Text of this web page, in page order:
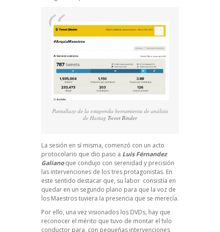
Pantallazo de la estupenda herramienta de análisis
de Hastag Tweet Binder
La sesión en sí misma, comenzó con un acto
protocolario que dio paso a Luis Férnandez
Galianoque condujo con serenidad y precisión
las intervenciones de los tres protagonistas. En
este sentido destacar que, su labor consistía en
quedar en un segundo plano para que la voz de
los Maestros tuviera la presencia que se merecía.
Por ello, una vez visionados los DVDs, hay que
reconocer el mérito que tuvo de montar el hilo
conductor para, con pequeñas intervenciones